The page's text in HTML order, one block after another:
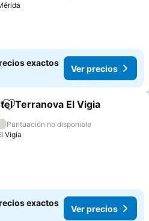
exactos
Ver precios
Agregar a favoritos
Terranova El Vigia
Puntuación no disponible
Vigía
exactos
Ver precios